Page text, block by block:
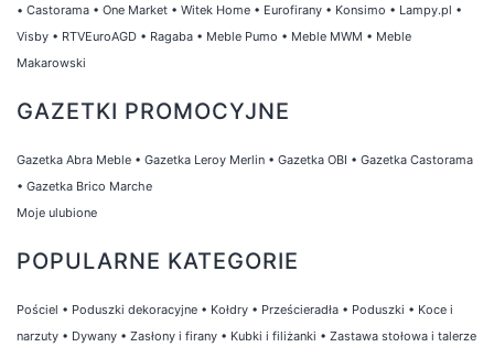
• Castorama • One Market • Witek Home • Eurofirany • Konsimo • Lampy.pl •
Visby • RTVEuroAGD • Ragaba • Meble Pumo • Meble MWM • Meble
Makarowski
GAZETKI PROMOCYJNE
Gazetka Abra Meble • Gazetka Leroy Merlin • Gazetka OBI • Gazetka Castorama
• Gazetka Brico Marche
Moje ulubione
POPULARNE KATEGORIE
Pościel • Poduszki dekoracyjne • Kołdry • Prześcieradła • Poduszki • Koce i
narzuty • Dywany • Zasłony i firany • Kubki i filiżanki • Zastawa stołowa i talerze